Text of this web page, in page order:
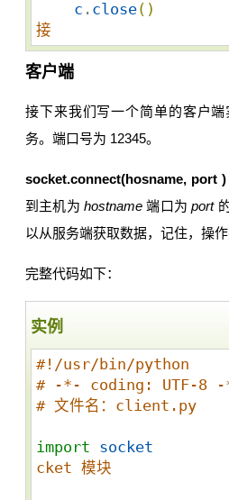
c . close( )
接
客户端
接下来我们写一个简单的客户
务。端口号为 12345。
socket.connect(hosname, port )
到主机为hostname 端口为port
以从服务端获取数据，记住，操
完整代码如下：
实例
#!/usr/bin/python
# -*- coding: UTF-8
# 文件名：client.py
import socket
cket 模块